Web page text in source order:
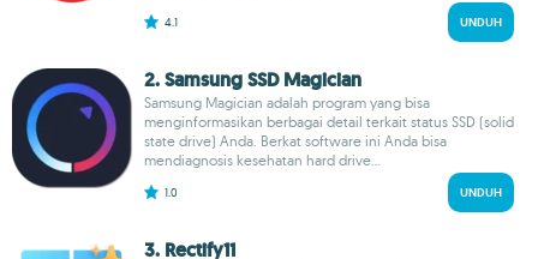
4.1 UNDUH
2. Samsung SSD Magician
Samsung Magician adalah program yang bisa
menginformasikan berbagai detail terkait status SSD (solid
state drive) Anda. Berkat software ini Anda bisa
mendiagnosis kesehatan hard drive...
1.0 UNDUH
3. Rectify11